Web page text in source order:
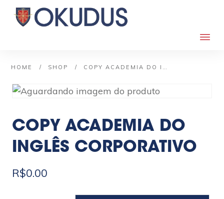
HOME / SHOP / COPY ACADEMIA DO INGLÊS CORPORATIVO
COPY ACADEMIA DO
INGLÊS CORPORATIVO
R$0.00